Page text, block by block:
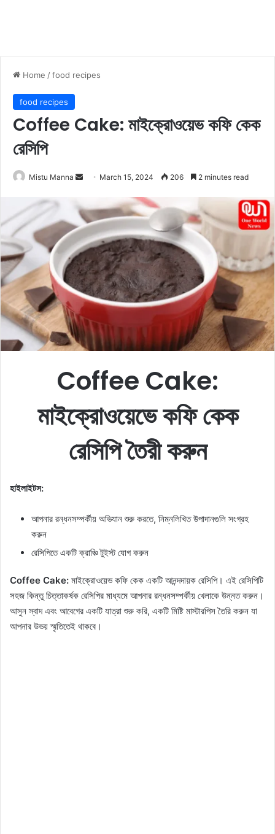
Home /food recipes
food recipes
Coffee Cake: মাইক্রোওয়েভ কফি কেক
রেসিপি
Mistu Manna
n
d
a
n
e
m
a
l
March 15, 2024 206 2 minutes read
Coffee Cake:
মাইক্রোওয়েভে কফি কেক
রেসিপি তৈরী করুন
হাইলাইটস:
আপনার রন্ধনসম্পর্কীয় অভিযান শুরু করতে, নিম্নলিখিত উপাদানগুলি সংগ্রহ
করুন
রেসিপিতে একটি ক্রাঞ্চি টুইস্ট যোগ করুন
Coffee Cake: মাইক্রোওয়েভ কফি কেক একটি আনন্দদায়ক রেসিপি। এই রেসিপিটি
সহজ কিন্তু চিত্তাকর্ষক রেসিপির মাধ্যমে আপনার রন্ধনসম্পর্কীয় খেলাকে উন্নত করুন।
আসুন স্বাদ এবং আবেগের একটি যাত্রা শুরু করি, একটি মিষ্টি মাস্টারপিস তৈরি করুন যা
আপনার উভয় স্মৃতিতেই থাকবে।